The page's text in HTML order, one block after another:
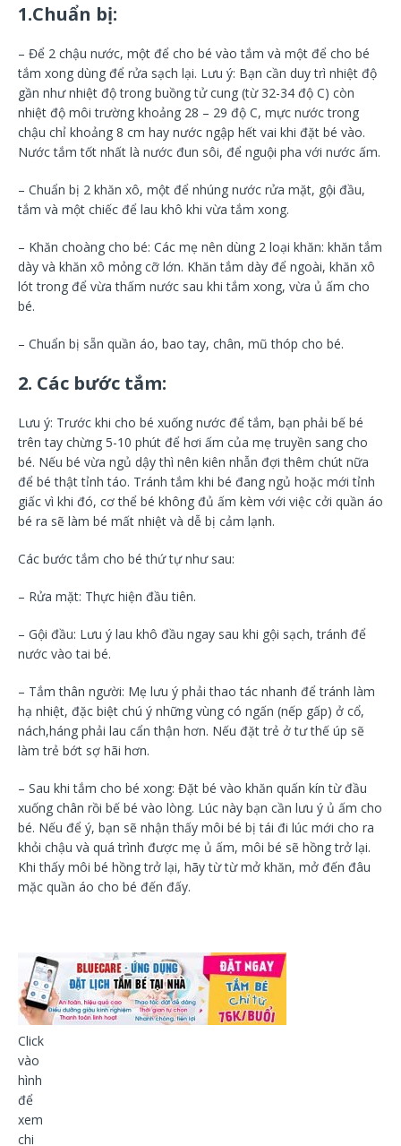
1.Chuẩn bị:
– Để 2 chậu nước, một để cho bé vào tắm và một để cho bé
tắm xong dùng để rửa sạch lại. Lưu ý: Bạn cần duy trì nhiệt độ
gần như nhiệt độ trong buồng tử cung (từ 32-34 độ C) còn
nhiệt độ môi trường khoảng 28 – 29 độ C, mực nước trong
chậu chỉ khoảng 8 cm hay nước ngập hết vai khi đặt bé vào.
Nước tắm tốt nhất là nước đun sôi, để nguội pha với nước ấm.
– Chuẩn bị 2 khăn xô, một để nhúng nước rửa mặt, gội đầu,
tắm và một chiếc để lau khô khi vừa tắm xong.
– Khăn choàng cho bé: Các mẹ nên dùng 2 loại khăn: khăn tắm
dày và khăn xô mỏng cỡ lớn. Khăn tắm dày để ngoài, khăn xô
lót trong để vừa thấm nước sau khi tắm xong, vừa ủ ấm cho
bé.
– Chuẩn bị sẵn quần áo, bao tay, chân, mũ thóp cho bé.
2. Các bước tắm:
Lưu ý: Trước khi cho bé xuống nước để tắm, bạn phải bế bé
trên tay chừng 5-10 phút để hơi ấm của mẹ truyền sang cho
bé. Nếu bé vừa ngủ dậy thì nên kiên nhẫn đợi thêm chút nữa
để bé thật tỉnh táo. Tránh tắm khi bé đang ngủ hoặc mới tỉnh
giấc vì khi đó, cơ thể bé không đủ ấm kèm với việc cởi quần áo
bé ra sẽ làm bé mất nhiệt và dễ bị cảm lạnh.
Các bước tắm cho bé thứ tự như sau:
– Rửa mặt: Thực hiện đầu tiên.
– Gội đầu: Lưu ý lau khô đầu ngay sau khi gội sạch, tránh để
nước vào tai bé.
– Tắm thân người: Mẹ lưu ý phải thao tác nhanh để tránh làm
hạ nhiệt, đặc biệt chú ý những vùng có ngấn (nếp gấp) ở cổ,
nách,háng phải lau cẩn thận hơn. Nếu đặt trẻ ở tư thế úp sẽ
làm trẻ bớt sợ hãi hơn.
– Sau khi tắm cho bé xong: Đặt bé vào khăn quấn kín từ đầu
xuống chân rồi bế bé vào lòng. Lúc này bạn cần lưu ý ủ ấm cho
bé. Nếu để ý, bạn sẽ nhận thấy môi bé bị tái đi lúc mới cho ra
khỏi chậu và quá trình được mẹ ủ ấm, môi bé sẽ hồng trở lại.
Khi thấy môi bé hồng trở lại, hãy từ từ mở khăn, mở đến đâu
mặc quần áo cho bé đến đấy.
Click
vào
hình
để
xem
chi